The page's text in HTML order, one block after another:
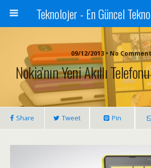
09/12/2013 • No
Nokia’nın Yeni Akıllı
Share Tweet Pin